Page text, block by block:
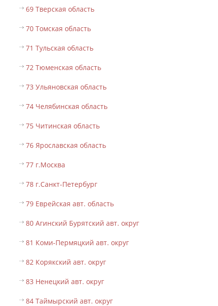
69 Тверская область
70 Томская область
71 Тульская область
72 Тюменская область
73 Ульяновская область
74 Челябинская область
75 Читинская область
76 Ярославская область
77 г.Москва
78 г.Санкт-Петербург
79 Еврейская авт. область
80 Агинский Бурятский авт. округ
81 Коми-Пермяцкий авт. округ
82 Корякский авт. округ
83 Ненецкий авт. округ
84 Таймырский авт. округ